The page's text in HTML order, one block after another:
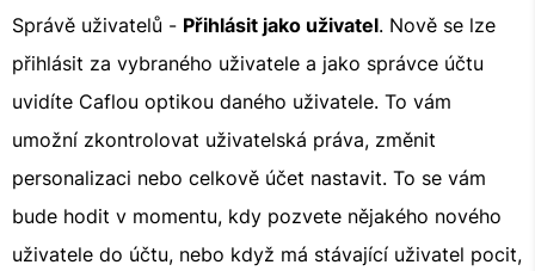
Správě uživatelů - Přihlásit jako uživatel. Nově se lze
přihlásit za vybraného uživatele a jako správce účtu
uvidíte Caflou optikou daného uživatele. To vám
umožní zkontrolovat uživatelská práva, změnit
personalizaci nebo celkově účet nastavit. To se vám
bude hodit v momentu, kdy pozvete nějakého nového
uživatele do účtu, nebo když má stávající uživatel pocit,